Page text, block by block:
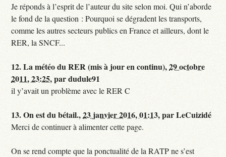
Je réponds à l’esprit de l’auteur du site selon moi. Qui n’aborde
le fond de la question : Pourquoi se dégradent les transports,
comme les autres secteurs publics en France et ailleurs, dont le
RER, la SNCF...
12.La météo du RER (mis à jour en continu),29 octobre
2011, 23:25,pardudule91
il y’avait un problème avec le RER C
13.On est du bétail.,23 janvier 2016, 01:13,parLeCuizidé
Merci de continuer à alimenter cette page.
On se rend compte que la ponctualité de la RATP ne s’est